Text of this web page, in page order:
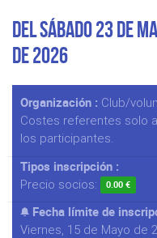
Del Sábado 23 de
de 2026
Organización : Club/
Costes referentes solo
los participantes.
Tipos inscripción :
Precio socios: 0.00 €
Fecha límite de
Viernes, 15 de Mayo de